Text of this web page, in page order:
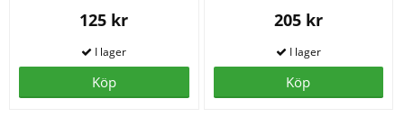
125 kr
Köp
205 kr
Köp